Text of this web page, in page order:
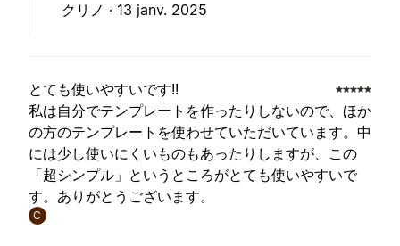
クリノ · 13 janv. 2025
とても使いやすいです!!
私は自分でテンプレートを作ったりしないので、ほか
の方のテンプレートを使わせていただいています。中
には少し使いにくいものもあったりしますが、この
「超シンプル」というところがとても使いやすいで
す。ありがとうございます。
C